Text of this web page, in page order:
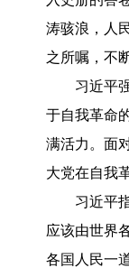
涛骇浪，人
之所嘱，不
习近平强
于自我革命
满活力。面
大党在自我
习近平指
应该由世界
各国人民一